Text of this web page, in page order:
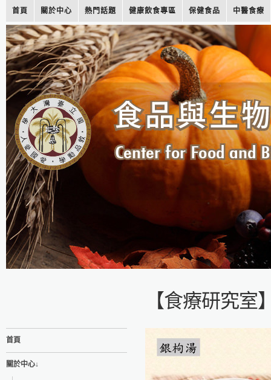
首頁 關於中心 熱門話題 健康飲食專區 保健食品 中醫食療
【食療研究
首頁
關於中心↓